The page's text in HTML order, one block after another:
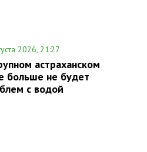
2026, 21:27
астраханском
больше не будет
с водой